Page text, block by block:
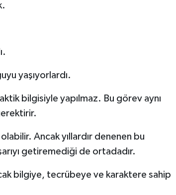
yaşıyorlardı.
bilgisiyle yapılmaz. Bu görev aynı
Ancak yıllardır denenen bu
getiremediği de ortadadır.
bilgiye, tecrübeye ve karaktere sahip